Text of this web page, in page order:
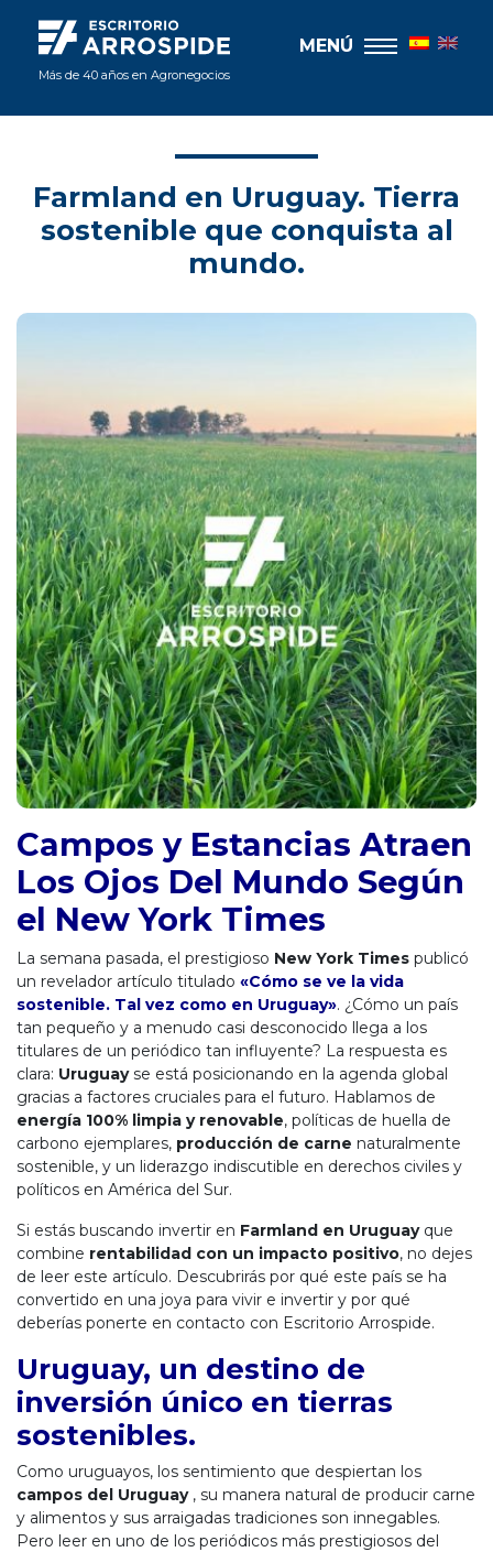
Más de 40 años en Agronegocios
MENÚ
Farmland en Uruguay. Tierra
sostenible que conquista al
mundo.
Campos y Estancias Atraen
Los Ojos Del Mundo Según
el New York Times
La semana pasada, el prestigioso New York Times publicó
un revelador artículo titulado «Cómo se ve la vida
sostenible. Tal vez como en Uruguay». ¿Cómo un país
tan pequeño y a menudo casi desconocido llega a los
titulares de un periódico tan influyente? La respuesta es
clara: Uruguayse está posicionando en la agenda global
gracias a factores cruciales para el futuro. Hablamos de
energía 100% limpia y renovable, políticas de huella de
carbono ejemplares, producción de carne naturalmente
sostenible, y un liderazgo indiscutible en derechos civiles y
políticos en América del Sur.
Si estás buscando invertir en Farmland en Uruguayque
combine rentabilidad con un impacto positivo, no dejes
de leer este artículo. Descubrirás por qué este país se ha
convertido en una joya para vivir e invertir y por qué
deberías ponerte en contacto con Escritorio Arrospide.
Uruguay, un destino de
inversión único en tierras
sostenibles.
Como uruguayos, los sentimiento que despiertan los
campos del Uruguay, su manera natural de producir carne
y alimentos y sus arraigadas tradiciones son innegables.
Pero leer en uno de los periódicos más prestigiosos del